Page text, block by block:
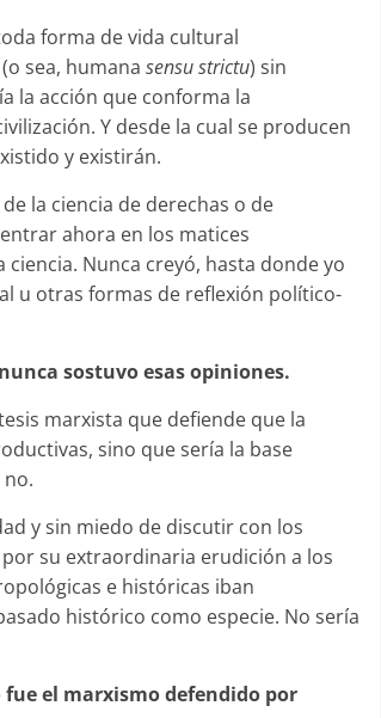
forma de vida cultural
sea, humana sensu strictu) sin
la acción que conforma la
Y desde la cual se producen
y existirán.
la ciencia de derechas o de
ahora en los matices
Nunca creyó, hasta donde yo
u otras formas de reflexión político-
sostuvo esas opiniones.
marxista que defiende que la
sino que sería la base
y sin miedo de discutir con los
su extraordinaria erudición a los
e históricas iban
histórico como especie. No sería
el marxismo defendido por